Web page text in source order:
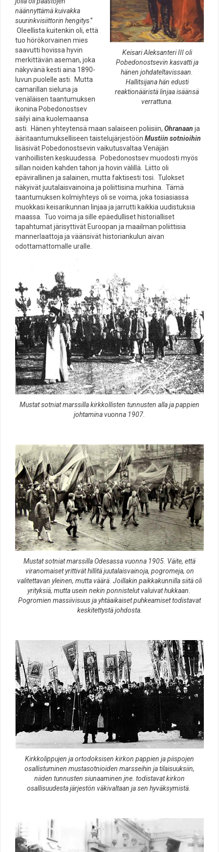
Keisari Aleksanteri III oli
Pobedonostsevin kasvatti ja
hänen johdateltavissaan.
Hallitsijana hän edusti
reaktionääristä linjaa isäänsä
verrattuna.
näännyttämä kuivakka
suurinkvisiittorin hengitys.”
Oleellista kuitenkin oli, että
tuo hörökorvainen mies
saavutti hovissa hyvin
merkittävän aseman, joka
näkyvänä kesti aina 1890-
luvun puolelle asti. Mutta
camarillan sieluna ja
venäläisen taantumuksen
ikonina Pobedonostsev
säilyi aina kuolemaansa
asti. Hänen yhteytensä maan salaiseen poliisiin, Ohranaan ja
ääritaantumukselliseen taistelujärjestöön Mustiin sotnioihin
lisäsivät Pobedonostsevin vaikutusvaltaa Venäjän
vanhoillisten keskuudessa. Pobedonostsev muodosti myös
sillan noiden kahden tahon ja hovin välillä. Liitto oli
epävirallinen ja salainen, mutta faktisesti tosi. Tulokset
näkyivät juutalaisvainoina ja poliittisina murhina. Tämä
taantumuksen kolmiyhteys oli se voima, joka tosiasiassa
muokkasi keisarikunnan linjaa ja jarrutti kaikkia uudistuksia
maassa. Tuo voima ja sille epäedulliset historialliset
tapahtumat järisyttivät Euroopan ja maailman poliittisia
mannerlaattoja ja väänsivät historiankulun aivan
odottamattomalle uralle.
Mustat sotniat marssilla kirkkollisten tunnusten alla ja pappien
johtamina vuonna 1907.
Mustat sotniat marssilla Odesassa vuonna 1905. Väite, että
viranomaiset yrittivät hillitä juutalaisvainoja, pogromeja, on
valitettavan yleinen, mutta väärä. Joillakin paikkakunnilla siitä oli
yrityksiä, mutta usein nekin ponnistelut valuivat hukkaan.
Pogromien massiivisuus ja yhtäaikaiset puhkeamiset todistavat
keskitettystä johdosta.
Kirkkolippujen ja ortodoksisen kirkon pappien ja piispojen
osallistuminen mustasotnioiden marsseihin ja tilaisuuksiin,
niiden tunnusten siunaaminen jne. todistavat kirkon
osallisuudesta järjestön väkivaltaan ja sen hyväksymistä.